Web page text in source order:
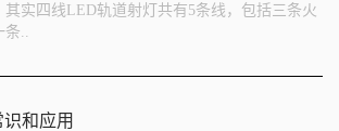
其实四线LED轨道射灯共有5条线，包括三条火
..
和应用